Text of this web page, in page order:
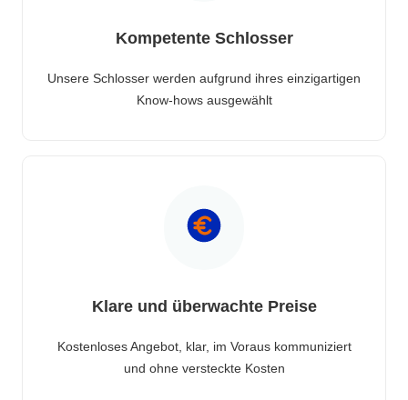
Kompetente Schlosser
Unsere Schlosser werden aufgrund ihres einzigartigen
Know-hows ausgewählt
Klare und überwachte Preise
Kostenloses Angebot, klar, im Voraus kommuniziert
und ohne versteckte Kosten